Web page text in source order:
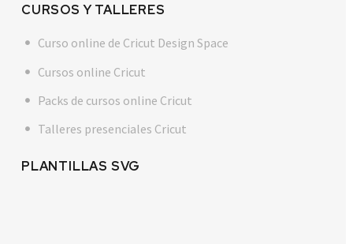
CURSOS Y TALLERES
Curso online de Cricut Design Space
Cursos online Cricut
Packs de cursos online Cricut
Talleres presenciales Cricut
PLANTILLAS SVG